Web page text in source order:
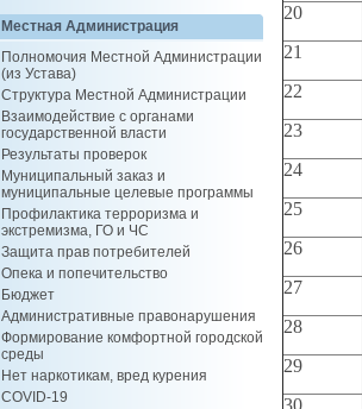
Местная Администрация
Полномочия Местной Администрации
(из Устава)
Структура Местной Администрации
Взаимодействие с органами
государственной власти
Результаты проверок
Муниципальный заказ и
муниципальные целевые программы
Профилактика терроризма и
экстремизма, ГО и ЧС
Защита прав потребителей
Опека и попечительство
Бюджет
Административные правонарушения
Формирование комфортной городской
среды
Нет наркотикам, вред курения
COVID-19
20
21
22
23
24
25
26
27
28
29
30